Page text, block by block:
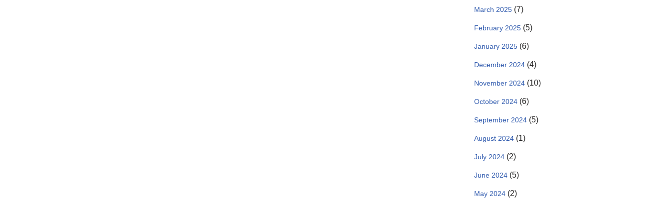
March 2025 (7)
February 2025 (5)
January 2025 (6)
December 2024 (4)
November 2024 (10)
October 2024 (6)
September 2024 (5)
August 2024 (1)
July 2024 (2)
June 2024 (5)
May 2024 (2)